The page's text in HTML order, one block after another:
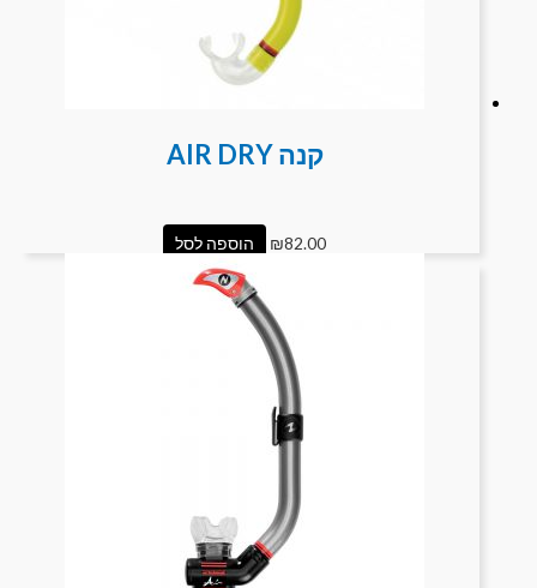
קנה AIR DRY
₪82.00 הוספה לסל